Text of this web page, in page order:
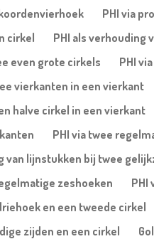
PHI via
cirkel
PHI als verhouding
even grote cirkels
PHI
vierkanten in een vierkant
halve cirkel in een vierkant
PHI via twee
van lijnstukken bij twee
zeshoeken
PHI
en een tweede cirkel
zijden en een cirkel